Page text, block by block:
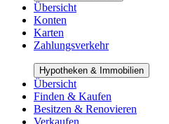
Übersicht
Konten
Karten
Zahlungsverkehr
Hypotheken & Immobilien
Übersicht
Finden & Kaufen
Besitzen & Renovieren
Verkaufen